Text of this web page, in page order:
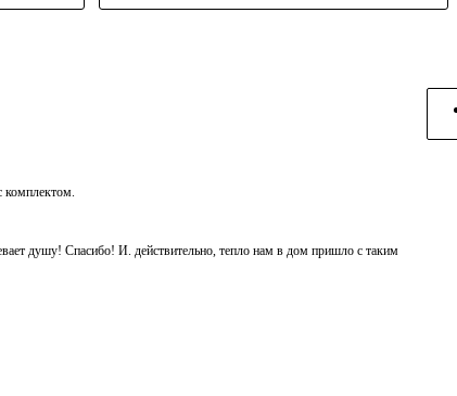
комплектом.
душу! Спасибо! И. действительно, тепло нам в дом пришло с таким